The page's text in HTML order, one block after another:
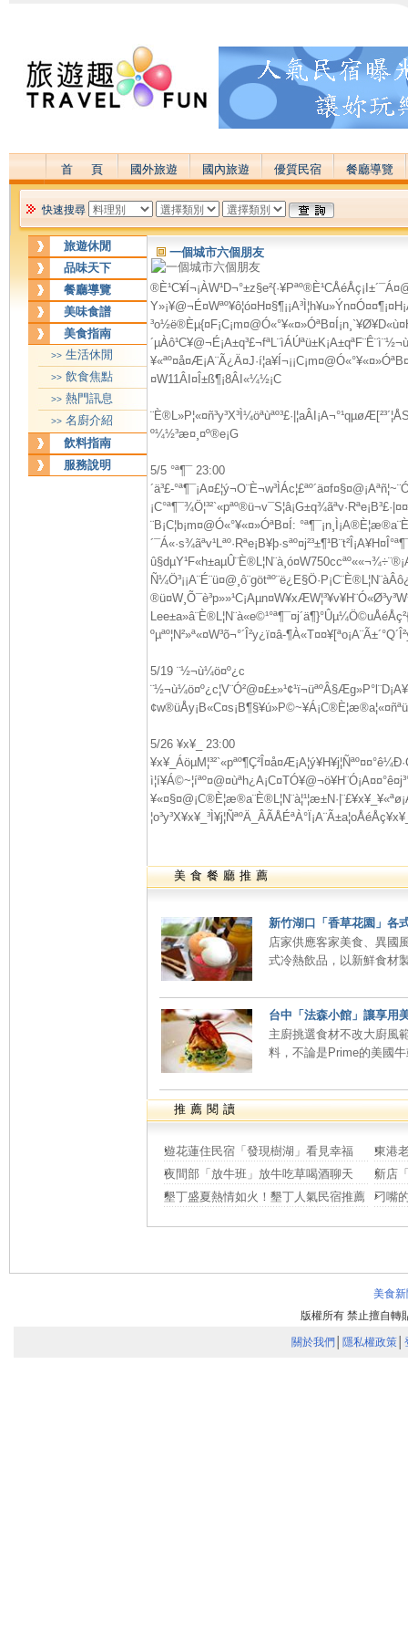
首 頁 國外旅遊 國內旅遊 優質民宿 餐廳導覽
快速搜尋
旅遊休閒
品味天下
餐廳導覽
美味食譜
美食指南
>> 生活休閒
>> 飲食焦點
>> 熱門訊息
>> 名廚介紹
飲料指南
服務說明
一個城市六個朋友
¤W11ÂI¤Î±ß¶¡8ÂI­«¼½¡C
º¼½³æ¤¸¤º®e¡G
5/5 °ª¶¯ 23:00
´ä³£-
¨B¡C¦b¡m¤@­Ó«°¥«¤»­ÓªB¤Í:
ºµªº¦N²»ª«¤W³õ¬°´Î²y¿ï¤â-
5/19 ¨½¬ù¼ö¤º¿c
5/26 ¥x¥_ 23:00
美食餐廳推薦
新竹湖口「香草花園」各
店家供應客家美食、異國
式冷熱飲品，以新鮮食材
台中「法森小館」讓享用
主廚挑選食材不改大廚風
料，不論是Prime的美國
推薦閱讀
遊花蓮住民宿「發現樹湖」看見幸福
夜間部「放牛班」放牛吃草喝酒聊天
墾丁盛夏熱情如火！墾丁人氣民宿推薦
東港
新店
刁嘴
美食
版權所有 禁止擅自
關於我們 隱私權政策